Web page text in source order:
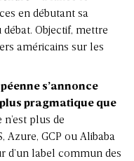
en débutant sa
Objectif, mettre
américains sur les
s’annonce
pragmatique que
n’est plus de
Azure, GCP ou Alibaba
d’un label commun des